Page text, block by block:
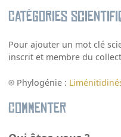
Catégories
Pour ajouter un mot clé
inscrit et membre du
Phylogénie :
Commenter